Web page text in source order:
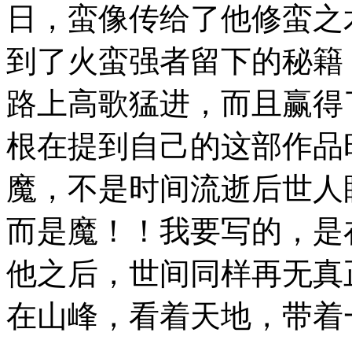
日，蛮像传给了他修蛮
到了火蛮强者留下的秘
路上高歌猛进，而且赢
根在提到自己的这部作
魔，不是时间流逝后世
而是魔！！我要写的，
他之后，世间同样再无
在山峰，看着天地，带